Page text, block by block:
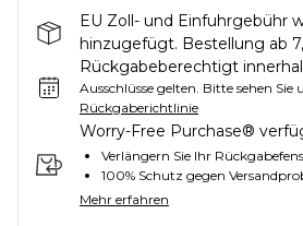
EU Zoll- und Einfuhrgebühr
hinzugefügt. Bestellung ab
Rückgabeberechtigt
Ausschlüsse gelten. Bitte sehen Sie
Rückgaberichtlinie
Worry-Free Purchase®
Verlängern Sie Ihr
100% Schutz gegen
Mehr erfahren